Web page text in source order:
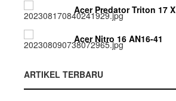
Acer Predator Triton 17 X
Acer Nitro 16 AN16-41
ARTIKEL TERBARU